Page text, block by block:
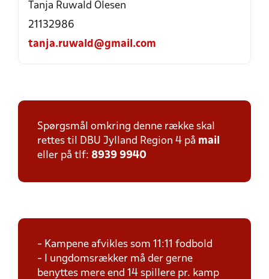
Tanja Ruwald Olesen
21132986
tanja.ruwald@gmail.com
Spørgsmål omkring denne række skal
rettes til DBU Jylland Region 4 på mail
eller på tlf: 8939 9940
- Kampene afvikles som 11:11 fodbold
- I ungdomsrækker må der gerne
benyttes mere end 14 spillere pr. kamp